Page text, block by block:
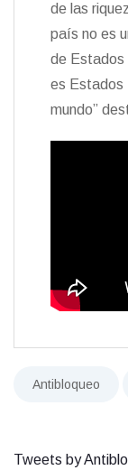
de las
país no es
de Estados
es Estados
mundo”
Antibloqueo
Tweets by